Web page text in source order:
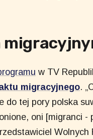
w TV
migracyjnego.
do tej pory polska
oni [migranci
Wolnych